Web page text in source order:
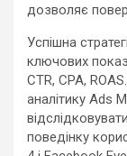
дозволяє
Успішна
ключових
CTR, CPA,
аналітику Ads
поведінку